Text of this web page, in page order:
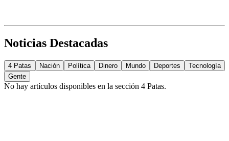
Noticias Destacadas
4 Patas Nación Política Dinero Mundo Deportes
Tecnología
Gente
No hay artículos disponibles en la sección 4 Patas.